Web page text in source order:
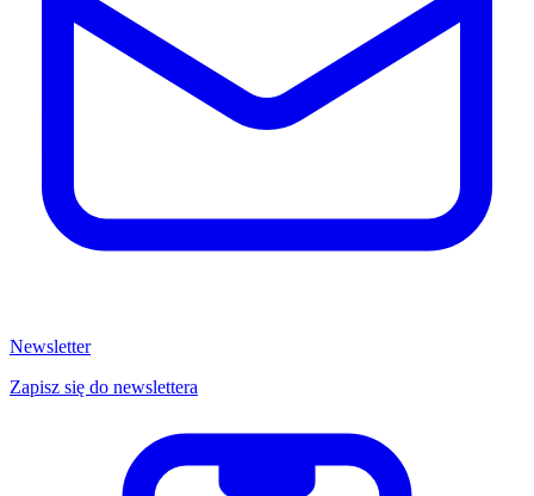
Newsletter
Zapisz się do newslettera